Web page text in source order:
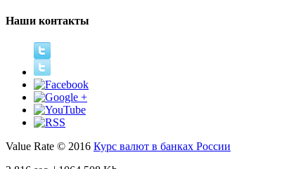
Наши контакты
Value Rate © 2016 Курс валют в банках России